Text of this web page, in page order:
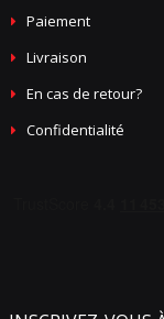
Paiement
Livraison
En cas de retour?
Confidentialité